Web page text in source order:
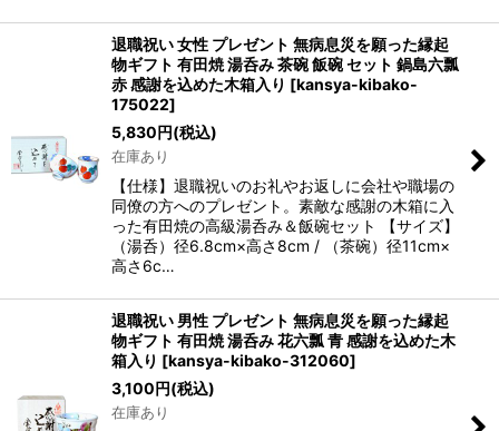
退職祝い 女性 プレゼント 無病息災を願った縁起
物ギフト 有田焼 湯呑み 茶碗 飯碗 セット 鍋島六瓢
赤 感謝を込めた木箱入り [kansya-kibako-
175022]
5,830円(税込)
在庫あり
【仕様】退職祝いのお礼やお返しに会社や職場の
同僚の方へのプレゼント。素敵な感謝の木箱に入
った有田焼の高級湯呑み＆飯碗セット 【サイズ】
（湯呑）径6.8cm×高さ8cm / （茶碗）径11cm×
高さ6c…
退職祝い 男性 プレゼント 無病息災を願った縁起
物ギフト 有田焼 湯呑み 花六瓢 青 感謝を込めた木
箱入り [kansya-kibako-312060]
3,100円(税込)
在庫あり